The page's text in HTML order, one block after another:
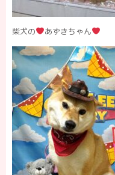
柴犬の あずきちゃん